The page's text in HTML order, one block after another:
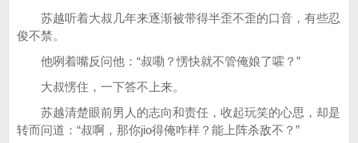
苏越听着大叔几年来逐渐被带得半歪不歪的口音，有些忍
俊不禁。
他咧着嘴反问他：“叔嘞？愣快就不管俺娘了嚯？”
大叔愣住，一下答不上来。
苏越清楚眼前男人的志向和责任，收起玩笑的心思，却是
转而问道：“叔啊，那你jio得俺咋样？能上阵杀敌不？”